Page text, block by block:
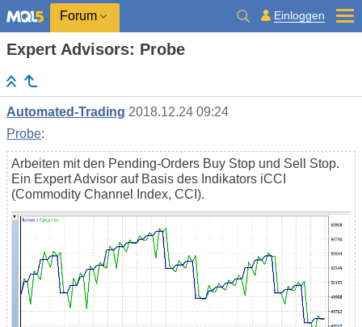
Forum Einloggen
Expert Advisors: Probe
Automated-Trading 2018.12.24 09:24
Probe:
Arbeiten mit den Pending-Orders Buy Stop und Sell Stop.
Ein Expert Advisor auf Basis des Indikators iCCI
(Commodity Channel Index, CCI).